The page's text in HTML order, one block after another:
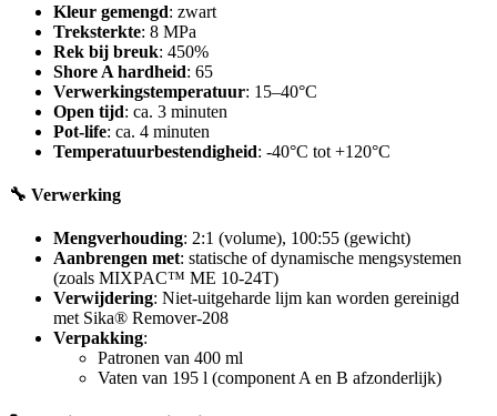
Kleur gemengd: zwart
Treksterkte: 8 MPa
Rek bij breuk: 450%
Shore A hardheid: 65
Verwerkingstemperatuur: 15–40°C
Open tijd: ca. 3 minuten
Pot-life: ca. 4 minuten
Temperatuurbestendigheid: -40°C tot +120°C
🔧 Verwerking
Mengverhouding: 2:1 (volume), 100:55 (gewicht)
Aanbrengen met: statische of dynamische mengsystemen
(zoals MIXPAC™ ME 10-24T)
Verwijdering: Niet-uitgeharde lijm kan worden gereinigd
met Sika® Remover-208
Verpakking:
Patronen van 400 ml
Vaten van 195 l (component A en B afzonderlijk)